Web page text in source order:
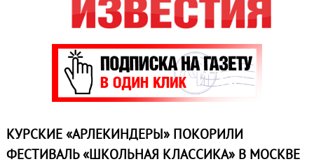
КУРСКИЕ «АРЛЕКИНДЕРЫ» ПОКОРИЛИ
ФЕСТИВАЛЬ «ШКОЛЬНАЯ КЛАССИКА» В МОСКВЕ